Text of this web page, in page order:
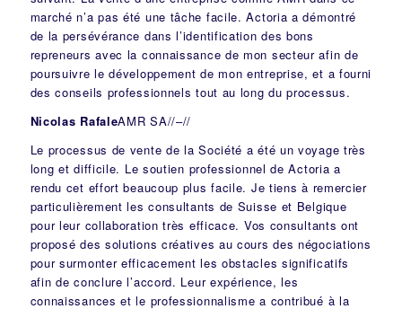
marché n’a pas été une tâche facile. Actoria a démontré
de la persévérance dans l’identification des bons
repreneurs avec la connaissance de mon secteur afin de
poursuivre le développement de mon entreprise, et a fourni
des conseils professionnels tout au long du processus.
Nicolas RafaleAMR SA//–//
Le processus de vente de la Société a été un voyage très
long et difficile. Le soutien professionnel de Actoria a
rendu cet effort beaucoup plus facile. Je tiens à remercier
particulièrement les consultants de Suisse et Belgique
pour leur collaboration très efficace. Vos consultants ont
proposé des solutions créatives au cours des négociations
pour surmonter efficacement les obstacles significatifs
afin de conclure l’accord. Leur expérience, les
connaissances et le professionnalisme a contribué à la